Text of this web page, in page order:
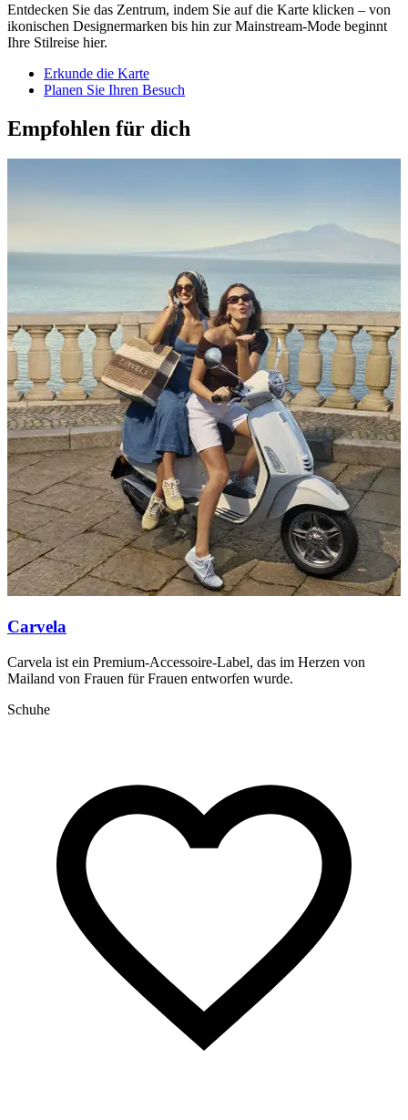
Entdecken Sie das Zentrum, indem Sie auf die Karte klicken – von
ikonischen Designermarken bis hin zur Mainstream-Mode beginnt
Ihre Stilreise hier.
Erkunde die Karte
Planen Sie Ihren Besuch
Empfohlen für dich
Carvela
Carvela ist ein Premium-Accessoire-Label, das im Herzen von
Mailand von Frauen für Frauen entworfen wurde.
Schuhe